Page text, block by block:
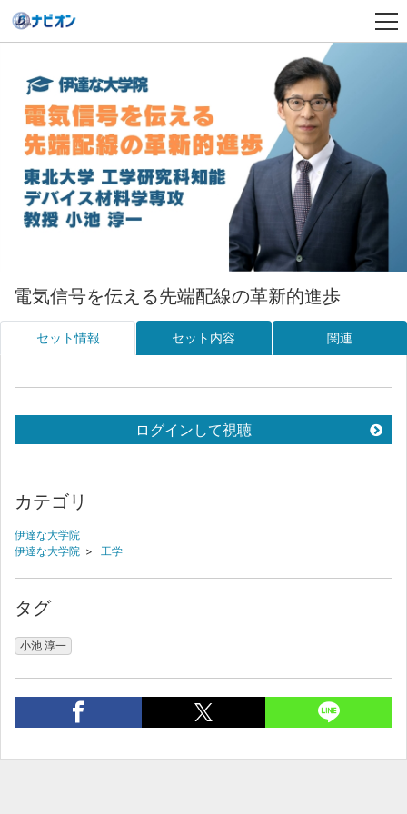
電気信号を伝える先端配線の革新的進歩
セット情報 セット内容 関連
ログインして視聴
カテゴリ
伊達な大学院
伊達な大学院 > 工学
タグ
小池 淳一